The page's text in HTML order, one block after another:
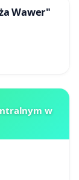
Wawer"
w